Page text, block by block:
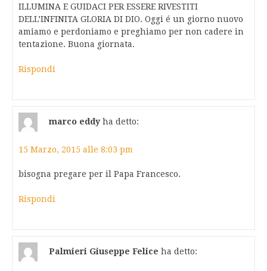
ILLUMINA E GUIDACI PER ESSERE RIVESTITI
DELL’INFINITA GLORIA DI DIO. Oggi é un giorno nuovo
amiamo e perdoniamo e preghiamo per non cadere in
tentazione. Buona giornata.
Rispondi
marco eddy ha detto:
15 Marzo, 2015 alle 8:03 pm
bisogna pregare per il Papa Francesco.
Rispondi
Palmieri Giuseppe Felice ha detto: